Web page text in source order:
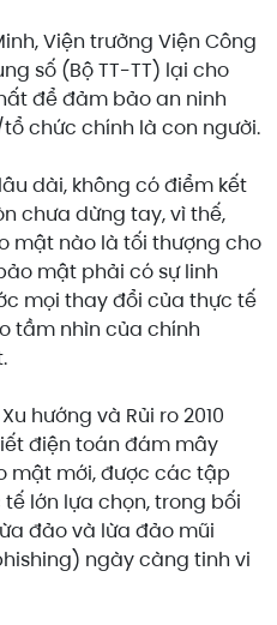
Viện trưởng Viện Công
số (Bộ TT-TT) lại cho
để đảm bảo an ninh
chức chính là con người.
dài, không có điểm kết
chưa dừng tay, vì thế,
mật nào là tối thượng cho
mật phải có sự linh
mọi thay đổi của thực tế
tầm nhìn của chính
hướng và Rủi ro 2010
điện toán đám mây
mật mới, được các tập
lớn lựa chọn, trong bối
đảo và lừa đảo mũi
ngày càng tinh vi